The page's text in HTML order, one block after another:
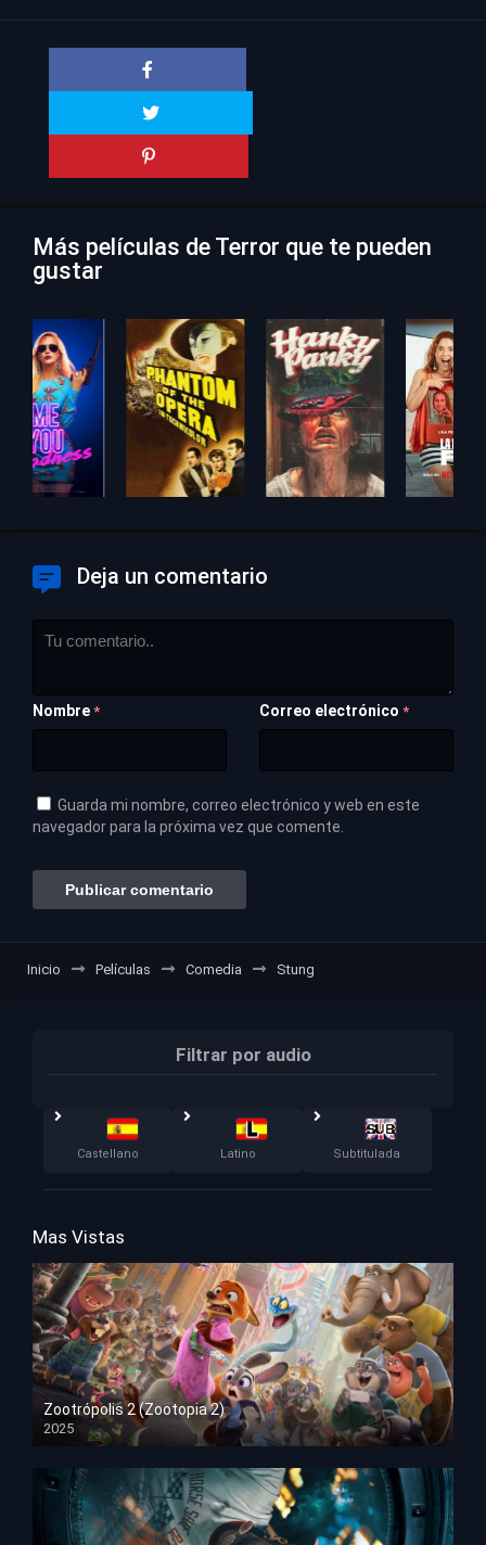
Más películas de Terror que te pueden
gustar
Deja un comentario
Nombre * Correo electrónico *
Guarda mi nombre, correo electrónico y web en este
navegador para la próxima vez que comente.
Inicio Películas Comedia Stung
Filtrar por audio
Castellano Latino Subtitulada
Mas Vistas
Zootrópolis 2 (Zootopia 2)
2025
HD 1080p